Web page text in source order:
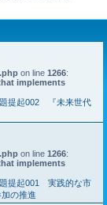
on line 1266:
implements
提起002 『未来世代
on line 1266:
implements
提起001 実践的な市
の推進